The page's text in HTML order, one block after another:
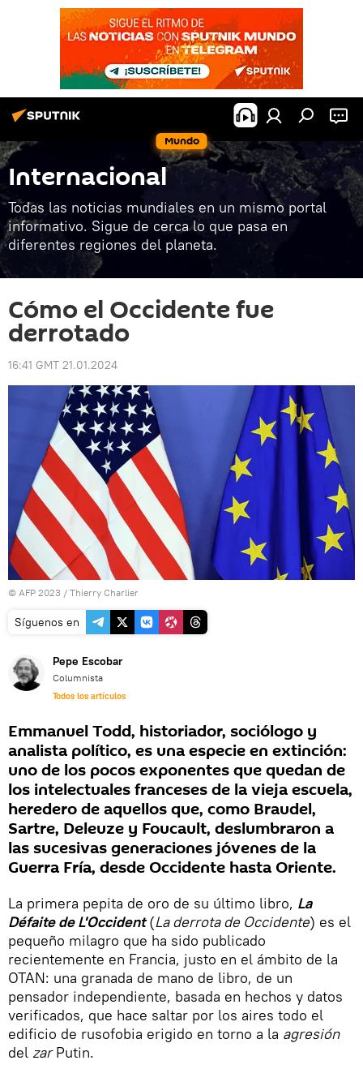
Mundo
Internacional
Todas las noticias mundiales en un mismo portal
informativo. Sigue de cerca lo que pasa en
diferentes regiones del planeta.
Cómo el Occidente fue
derrotado
16:41 GMT 21.01.2024
© AFP 2023 / Thierry Charlier
Síguenos en
Pepe Escobar
Columnista
Todos los artículos
Emmanuel Todd, historiador, sociólogo y
analista político, es una especie en extinción:
uno de los pocos exponentes que quedan de
los intelectuales franceses de la vieja escuela,
heredero de aquellos que, como Braudel,
Sartre, Deleuze y Foucault, deslumbraron a
las sucesivas generaciones jóvenes de la
Guerra Fría, desde Occidente hasta Oriente.
La primera pepita de oro de su último libro, La
Défaite de L'Occident(La derrota de Occidente) es el
pequeño milagro que ha sido publicado
recientemente en Francia, justo en el ámbito de la
OTAN: una granada de mano de libro, de un
pensador independiente, basada en hechos y datos
verificados, que hace saltar por los aires todo el
edificio de rusofobia erigido en torno a la agresión
del zarPutin.